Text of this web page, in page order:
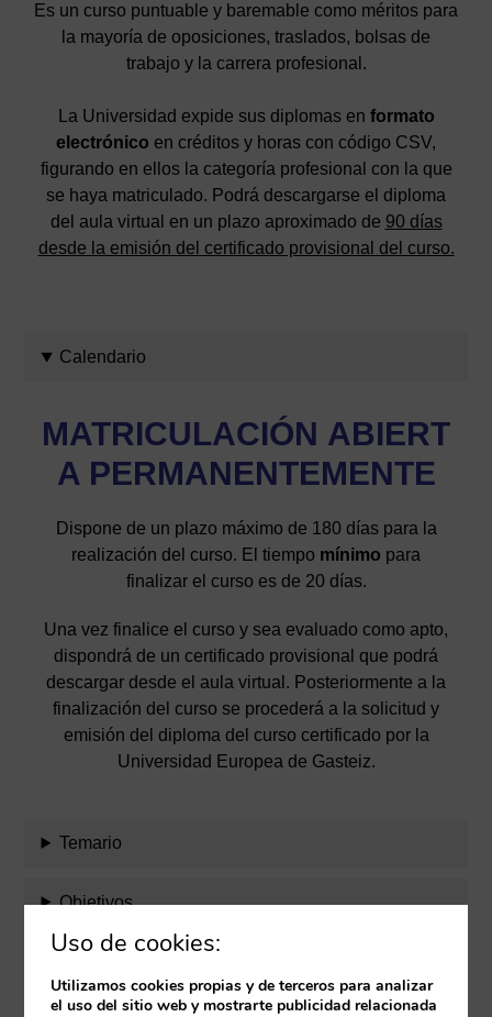
Es un curso puntuable y baremable como méritos para
la mayoría de oposiciones, traslados, bolsas de
trabajo y la carrera profesional.
La Universidad expide sus diplomas en formato
electrónico en créditos y horas con código CSV,
figurando en ellos la categoría profesional con la que
se haya matriculado. Podrá descargarse el diploma
del aula virtual en un plazo aproximado de 90 días
desde la emisión del certificado provisional del curso.
Calendario
MATRICULACIÓN ABIERT
A PERMANENTEMENTE
Dispone de un plazo máximo de 180 días para la
realización del curso. El tiempo mínimo para
finalizar el curso es de 20 días.
Una vez finalice el curso y sea evaluado como apto,
dispondrá de un certificado provisional que podrá
descargar desde el aula virtual. Posteriormente a la
finalización del curso se procederá a la solicitud y
emisión del diploma del curso certificado por la
Universidad Europea de Gasteiz.
Temario
Objetivos
Uso de cookies:
Utilizamos cookies propias y de terceros para analizar
el uso del sitio web y mostrarte publicidad relacionada